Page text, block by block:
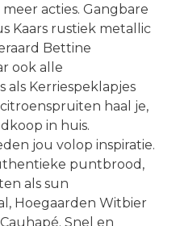
acties. Gangbare
Kaars rustiek metallic
Bettine
ook alle
als Kerriespeklapjes
haal je,
in huis.
jou volop inspiratie.
puntbrood,
als sun
Hoegaarden Witbier
Snel en